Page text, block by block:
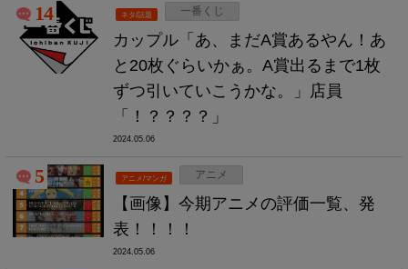
ネタ/話題 一番くじ
カップル「あ、まだA賞あるやん！あ
と20枚ぐらいかぁ。A賞出るまで1枚
ずつ引いていこうかな。」店員
「！？？？？」
2024.05.06
14
アニメ/マンガ アニメ
【画像】今期アニメの評価一覧、発
表！！！！
2024.05.06
5